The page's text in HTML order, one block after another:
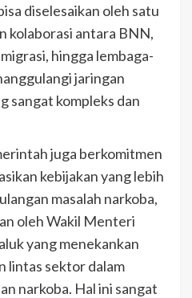
diselesaikan oleh satu
kolaborasi antara BNN,
hingga lembaga-
jaringan
sangat kompleks dan
juga berkomitmen
kebijakan yang lebih
masalah narkoba,
oleh Wakil Menteri
yang menekankan
lintas sektor dalam
narkoba. Hal ini sangat